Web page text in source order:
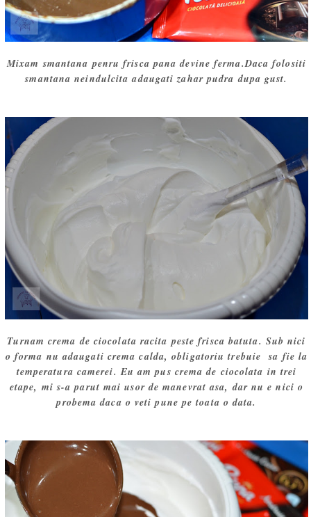
Mixam smantana penru frisca pana devine ferma.Daca folositi
smantana neindulcita adaugati zahar pudra dupa gust.
Turnam crema de ciocolata racita peste frisca batuta. Sub nici
o forma nu adaugati crema calda, obligatoriu trebuie sa fie la
temperatura camerei. Eu am pus crema de ciocolata in trei
etape, mi s-a parut mai usor de manevrat asa, dar nu e nici o
probema daca o veti pune pe toata o data.